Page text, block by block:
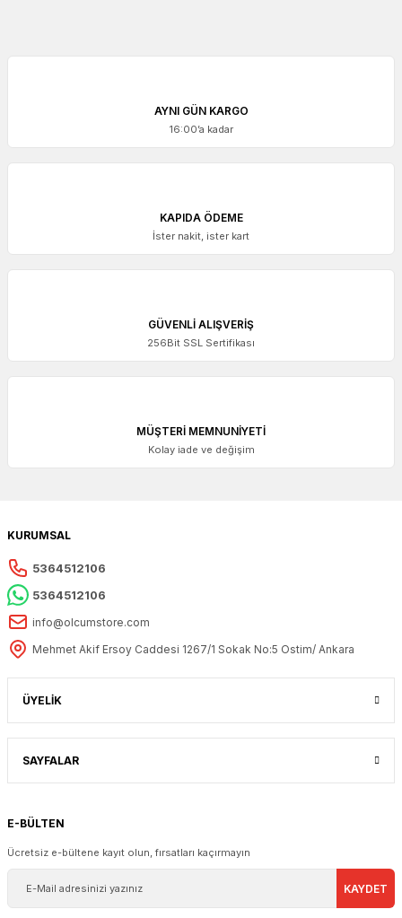
AYNI GÜN KARGO
16:00’a kadar
KAPIDA ÖDEME
İster nakit, ister kart
GÜVENLİ ALIŞVERİŞ
256Bit SSL Sertifikası
MÜŞTERİ MEMNUNİYETİ
Kolay iade ve değişim
KURUMSAL
5364512106
5364512106
info@olcumstore.com
Mehmet Akif Ersoy Caddesi 1267/1 Sokak No:5 Ostim/ Ankara
ÜYELİK
SAYFALAR
E-BÜLTEN
Ücretsiz e-bültene kayıt olun, fırsatları kaçırmayın
KAYDET